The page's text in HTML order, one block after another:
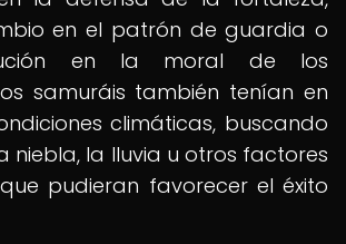
en el patrón de guardia o
en la moral de los
samuráis también tenían en
climáticas, buscando
niebla, la lluvia u otros factores
pudieran favorecer el éxito